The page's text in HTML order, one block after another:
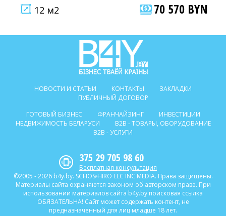
12 м2
70 570 BYN
НОВОСТИ И СТАТЬИ КОНТАКТЫ
ЗАКЛАДКИ
ПУБЛИЧНЫЙ ДОГОВОР
ГОТОВЫЙ БИЗНЕС
ФРАНЧАЙЗИНГ
ИНВЕСТИЦИИ
НЕДВИЖИМОСТЬ БЕЛАРУСИ
B2B - ТОВАРЫ, ОБОРУДОВАНИЕ
B2B - УСЛУГИ
375 29 705 98 60
Бесплатная консультация
©2005 - 2026 b4y.by. SCHOSᶳHIRO LLC INC MEDIA. Права защищены.
Материалы сайта охраняются законом об авторском праве. При
использовании материалов сайта b4y.by поисковая ссылка
ОБЯЗАТЕЛЬНА! Сайт может содержать контент, не
предназначенный для лиц младше 18 лет.